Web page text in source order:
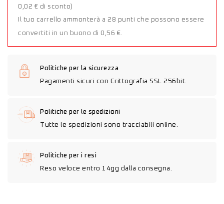
0,02 € di sconto)
Il tuo carrello ammonterà a 28 punti che possono essere
convertiti in un buono di 0,56 €.
Politiche per la sicurezza
Pagamenti sicuri con Crittografia SSL 256bit.
Politiche per le spedizioni
Tutte le spedizioni sono tracciabili online.
Politiche per i resi
Reso veloce entro 14gg dalla consegna.